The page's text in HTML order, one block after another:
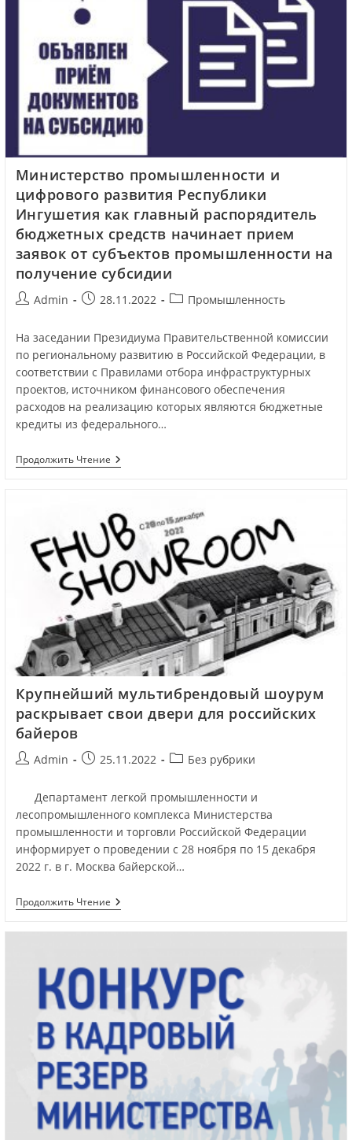
Министерство промышленности и
цифрового развития Республики
Ингушетия как главный распорядитель
бюджетных средств начинает прием
заявок от субъектов промышленности на
получение субсидии
Admin 28.11.2022 Промышленность
На заседании Президиума Правительственной комиссии
по региональному развитию в Российской Федерации, в
соответствии с Правилами отбора инфраструктурных
проектов, источником финансового обеспечения
расходов на реализацию которых являются бюджетные
кредиты из федерального…
Продолжить Чтение
Крупнейший мультибрендовый шоурум
раскрывает свои двери для российских
байеров
Admin 25.11.2022 Без рубрики
Департамент легкой промышленности и
лесопромышленного комплекса Министерства
промышленности и торговли Российской Федерации
информирует о проведении с 28 ноября по 15 декабря
2022 г. в г. Москва байерской…
Продолжить Чтение